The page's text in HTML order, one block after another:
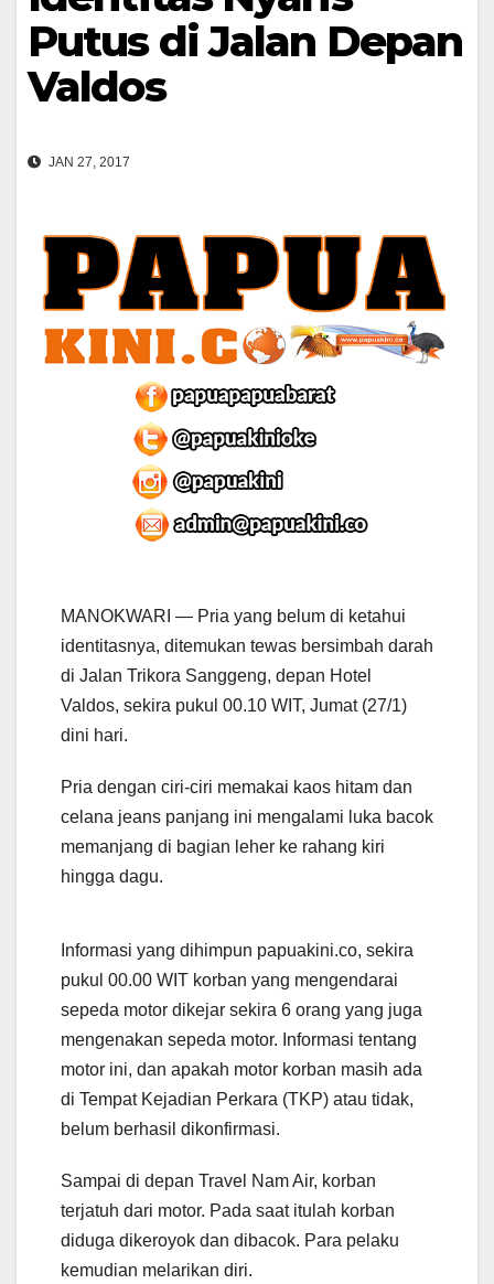
Putus di Jalan Depan
Valdos
JAN 27, 2017
MANOKWARI — Pria yang belum di ketahui
identitasnya, ditemukan tewas bersimbah darah
di Jalan Trikora Sanggeng, depan Hotel
Valdos, sekira pukul 00.10 WIT, Jumat (27/1)
dini hari.
Pria dengan ciri-ciri memakai kaos hitam dan
celana jeans panjang ini mengalami luka bacok
memanjang di bagian leher ke rahang kiri
hingga dagu.
Informasi yang dihimpun papuakini.co, sekira
pukul 00.00 WIT korban yang mengendarai
sepeda motor dikejar sekira 6 orang yang juga
mengenakan sepeda motor. Informasi tentang
motor ini, dan apakah motor korban masih ada
di Tempat Kejadian Perkara (TKP) atau tidak,
belum berhasil dikonfirmasi.
Sampai di depan Travel Nam Air, korban
terjatuh dari motor. Pada saat itulah korban
diduga dikeroyok dan dibacok. Para pelaku
kemudian melarikan diri.